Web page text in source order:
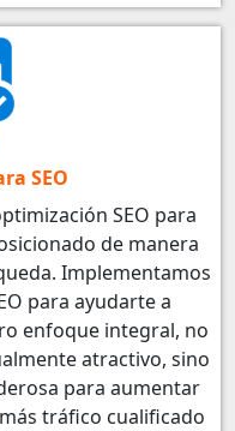
SEO
SEO para
de manera
Implementamos
para ayudarte a
enfoque integral, no
atractivo, sino
para aumentar
tráfico cualificado